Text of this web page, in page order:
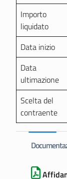
Importo
liquidato
Data inizio
Data
ultimazione
Scelta del
contraente